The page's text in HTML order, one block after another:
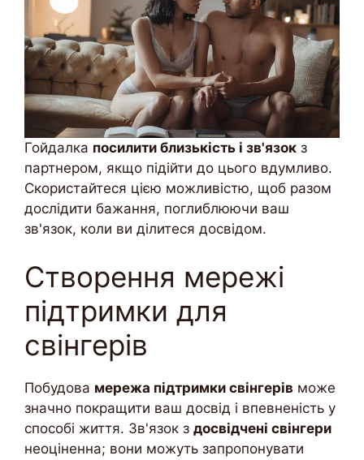
Гойдалка посилити близькість і зв'язок з
партнером, якщо підійти до цього вдумливо.
Скористайтеся цією можливістю, щоб разом
дослідити бажання, поглиблюючи ваш
зв'язок, коли ви ділитеся досвідом.
Створення мережі
підтримки для
свінгерів
Побудова мережа підтримки свінгерів може
значно покращити ваш досвід і впевненість у
способі життя. Зв'язок з досвідчені свінгери
неоціненна; вони можуть запропонувати